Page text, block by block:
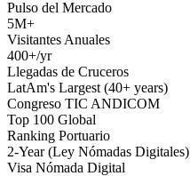
Pulso del Mercado
5M+
Visitantes Anuales
400+/yr
Llegadas de Cruceros
LatAm's Largest (40+ years)
Congreso TIC ANDICOM
Top 100 Global
Ranking Portuario
2-Year (Ley Nómadas Digitales)
Visa Nómada Digital